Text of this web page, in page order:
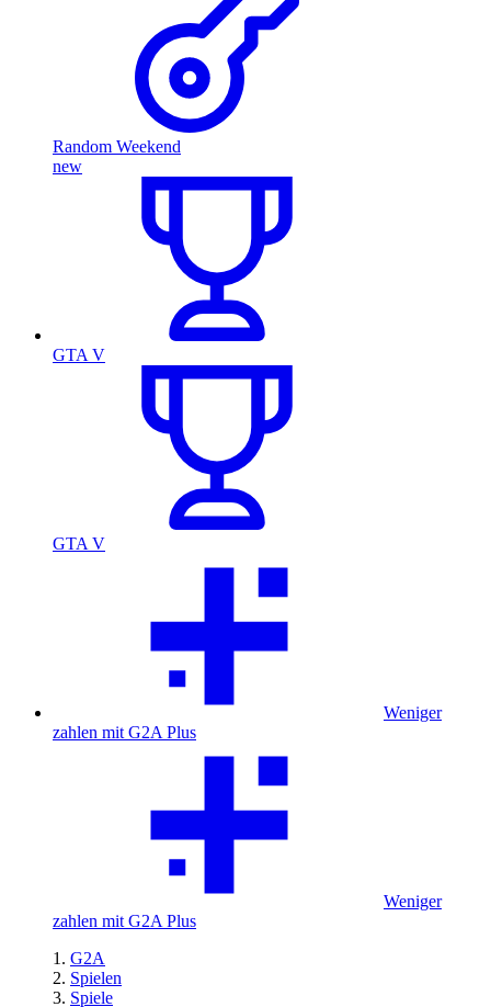
Random Weekend
new
GTA V
GTA V
Weniger
zahlen mit G2A Plus
Weniger
zahlen mit G2A Plus
G2A
Spielen
Spiele